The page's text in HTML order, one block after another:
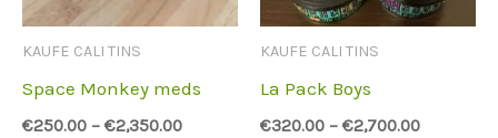
KAUFE CALI TINS
Space Monkey meds
€250.00 – €2,350.00
KAUFE CALI TINS
La Pack Boys
€320.00 – €2,700.00